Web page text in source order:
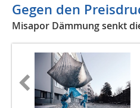
Gegen den
Misapor Dämmung senkt